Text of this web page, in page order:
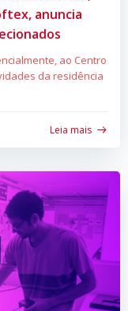
anuncia
ao Centro
da residência
Leia mais